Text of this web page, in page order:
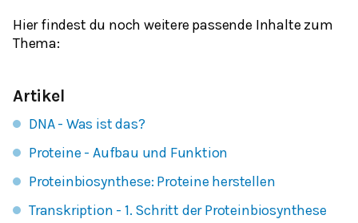
Hier findest du noch weitere passende Inhalte zum
Thema:
Artikel
DNA - Was ist das?
Proteine - Aufbau und Funktion
Proteinbiosynthese: Proteine herstellen
Transkription - 1. Schritt der Proteinbiosynthese